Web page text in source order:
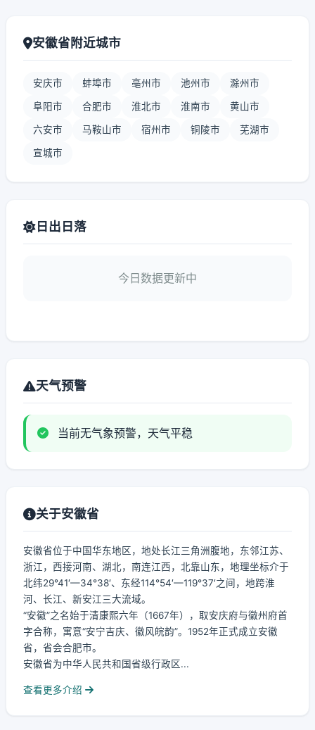
安徽省附近城市
安庆市 蚌埠市 亳州市 池州市 滁州市
阜阳市 合肥市 淮北市 淮南市 黄山市
六安市 马鞍山市 宿州市 铜陵市 芜湖市
宣城市
日出日落
今日数据更新中
天气预警
当前无气象预警，天气平稳
关于安徽省
安徽省位于中国华东地区，地处长江三角洲腹地，东邻江苏、
浙江，西接河南、湖北，南连江西，北靠山东，地理坐标介于
北纬29°41′—34°38′、东经114°54′—119°37′之间，地跨淮
河、长江、新安江三大流域。
“安徽”之名始于清康熙六年（1667年），取安庆府与徽州府首
字合称，寓意“安宁吉庆、徽风皖韵”。1952年正式成立安徽
省，省会合肥市。
安徽省为中华人民共和国省级行政区...
查看更多介绍